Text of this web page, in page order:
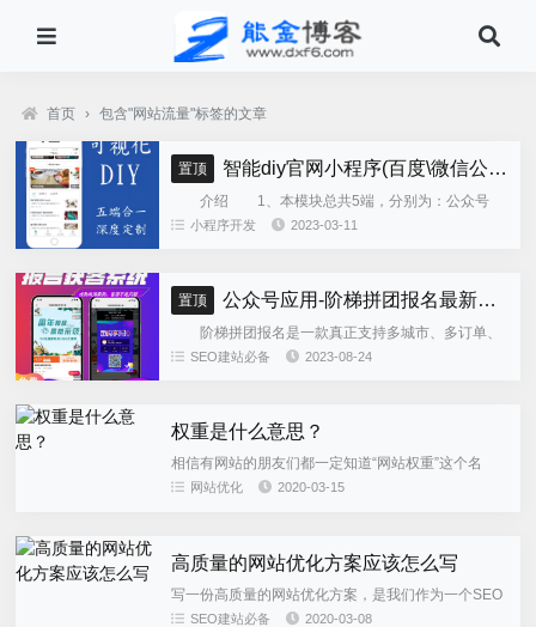
首页 › 包含"网站流量"标签的文章
置顶 智能diy官网小程序(百度\微信公众号\微信小程序\支付宝\抖音小程序)独立版
介绍 1、本模块总共5端，分别为：公众号
h5、微信小程序、百度小程序、支付宝小程序、......
小程序开发 2023-03-11
置顶 公众号应用-阶梯拼团报名最新版本源码程序
阶梯拼团报名是一款真正支持多城市、多订单、
全供应链商业模式，订单统计、核销、一键导出等强
SEO建站必备 2023-08-24
权重是什么意思？
相信有网站的朋友们都一定知道“网站权重”这个名
词，但真正知道网站权重的来源及价值的站长并不
网站优化 2020-03-15
高质量的网站优化方案应该怎么写
写一份高质量的网站优化方案，是我们作为一个SEO
应该必备的技能。下面冬镜就用自己的经验给大家聊
SEO建站必备 2020-03-08